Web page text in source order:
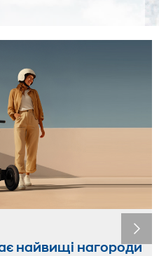
найвищі нагороди